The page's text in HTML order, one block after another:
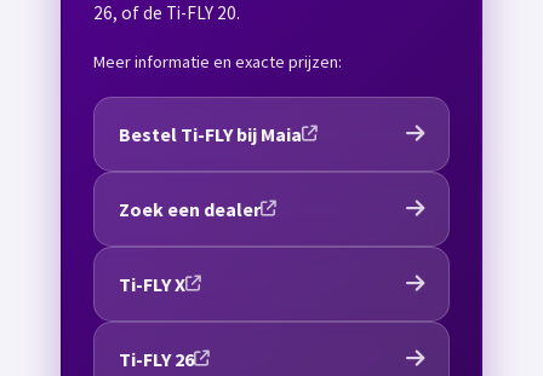
26, of de Ti-FLY 20.
Meer informatie en exacte prijzen:
Bestel Ti-FLY bij Maia
Zoek een dealer
Ti-FLY X
Ti-FLY 26